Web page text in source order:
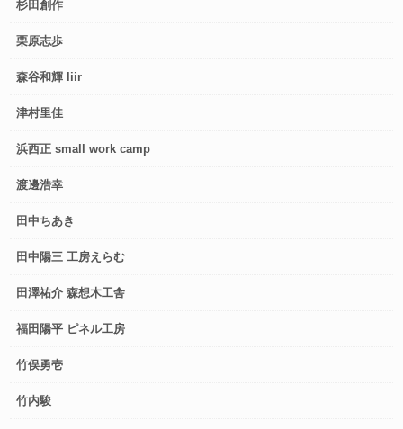
杉田創作
栗原志歩
森谷和輝 liir
津村里佳
浜西正 small work camp
渡邊浩幸
田中ちあき
田中陽三 工房えらむ
田澤祐介 森想木工舎
福田陽平 ピネル工房
竹俣勇壱
竹内駿